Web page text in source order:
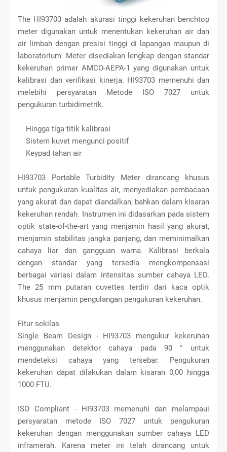
The HI93703 adalah akurasi tinggi kekeruhan benchtop
meter digunakan untuk menentukan kekeruhan air dan
air limbah dengan presisi tinggi di lapangan maupun di
laboratorium. Meter disediakan lengkap dengan standar
kekeruhan primer AMCO-AEPA-1 yang digunakan untuk
kalibrasi dan verifikasi kinerja. HI93703 memenuhi dan
melebihi persyaratan Metode ISO 7027 untuk
pengukuran turbidimetrik.
Hingga tiga titik kalibrasi
Sistem kuvet mengunci positif
Keypad tahan air
HI93703 Portable Turbidity Meter dirancang khusus
untuk pengukuran kualitas air, menyediakan pembacaan
yang akurat dan dapat diandalkan, bahkan dalam kisaran
kekeruhan rendah. Instrumen ini didasarkan pada sistem
optik state-of-the-art yang menjamin hasil yang akurat,
menjamin stabilitas jangka panjang, dan meminimalkan
cahaya liar dan gangguan warna. Kalibrasi berkala
dengan standar yang tersedia mengkompensasi
berbagai variasi dalam intensitas sumber cahaya LED.
The 25 mm putaran cuvettes terdiri dari kaca optik
khusus menjamin pengulangan pengukuran kekeruhan.
Fitur sekilas
Single Beam Design - HI93703 mengukur kekeruhan
menggunakan detektor cahaya pada 90 ° untuk
mendeteksi cahaya yang tersebar. Pengukuran
kekeruhan dapat dilakukan dalam kisaran 0,00 hingga
1000 FTU.
ISO Compliant - HI93703 memenuhi dan melampaui
persyaratan metode ISO 7027 untuk pengukuran
kekeruhan dengan menggunakan sumber cahaya LED
inframerah. Karena meter ini telah dirancang untuk